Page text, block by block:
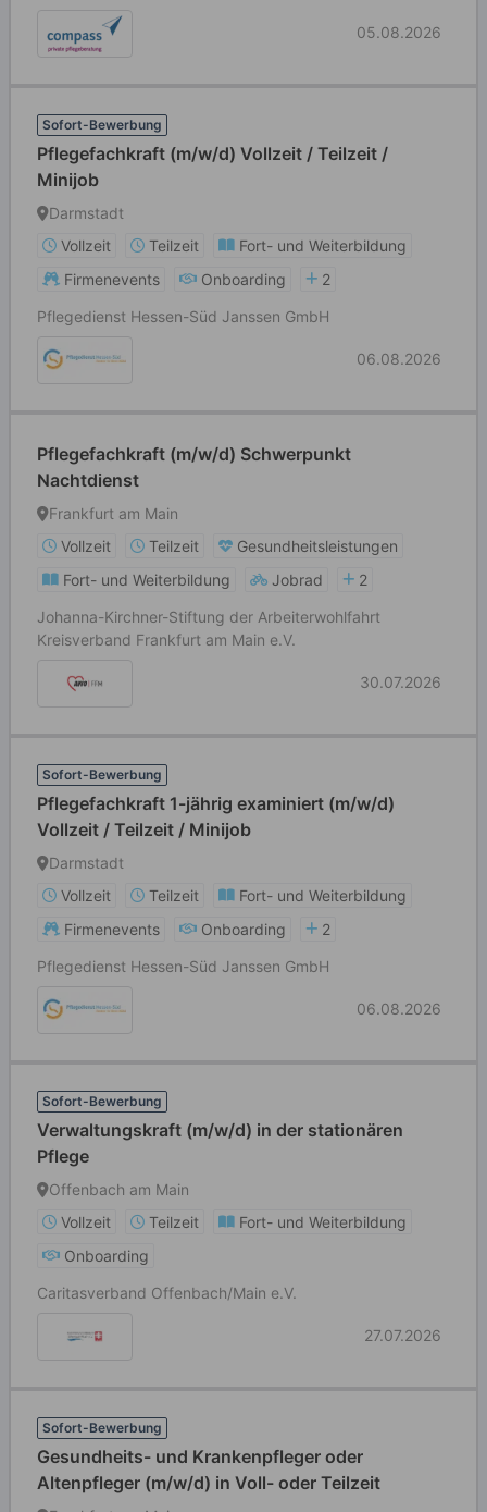
05.08.2026
Sofort-Bewerbung
Pflegefachkraft (m/w/d) Vollzeit / Teilzeit /
Minijob
Darmstadt
Vollzeit
Teilzeit
Fort- und Weiterbildung
Firmenevents
Onboarding
2
Pflegedienst Hessen-Süd Janssen GmbH
06.08.2026
Pflegefachkraft (m/w/d) Schwerpunkt
Nachtdienst
Frankfurt am Main
Vollzeit
Teilzeit
Gesundheitsleistungen
Fort- und Weiterbildung
Jobrad
2
Johanna-Kirchner-Stiftung der Arbeiterwohlfahrt
Kreisverband Frankfurt am Main e.V.
30.07.2026
Sofort-Bewerbung
Pflegefachkraft 1-jährig examiniert (m/w/d)
Vollzeit / Teilzeit / Minijob
Darmstadt
Vollzeit
Teilzeit
Fort- und Weiterbildung
Firmenevents
Onboarding
2
Pflegedienst Hessen-Süd Janssen GmbH
06.08.2026
Sofort-Bewerbung
Verwaltungskraft (m/w/d) in der stationären
Pflege
Offenbach am Main
Vollzeit
Teilzeit
Fort- und Weiterbildung
Onboarding
Caritasverband Offenbach/Main e.V.
27.07.2026
Sofort-Bewerbung
Gesundheits- und Krankenpfleger oder
Altenpfleger (m/w/d) in Voll- oder Teilzeit